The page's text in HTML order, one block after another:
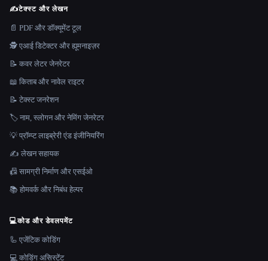
✍️टेक्स्ट और लेखन
📄 PDF और डॉक्यूमेंट टूल
🕵️ एआई डिटेक्टर और ह्यूमनाइज़र
📝 कवर लेटर जेनरेटर
📖 किताब और नावेल राइटर
📝 टेक्स्ट जनरेशन
🏷️ नाम, स्लोगन और नेमिंग जेनरेटर
💡 प्रॉम्प्ट लाइब्रेरी एंड इंजीनियरिंग
✍️ लेखन सहायक
📠 सामग्री निर्माण और एसईओ
📚 होमवर्क और निबंध हेल्पर
💻कोड और डेवलपमेंट
🦾 एजेंटिक कोडिंग
💻 कोडिंग असिस्टेंट